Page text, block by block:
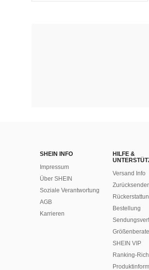
SHEIN INFO
Impressum
Über SHEIN
Soziale Verantwortung
AGB
Karrieren
HILFE &
Versand Info
Bestellung
SHEIN VIP
Ranking-